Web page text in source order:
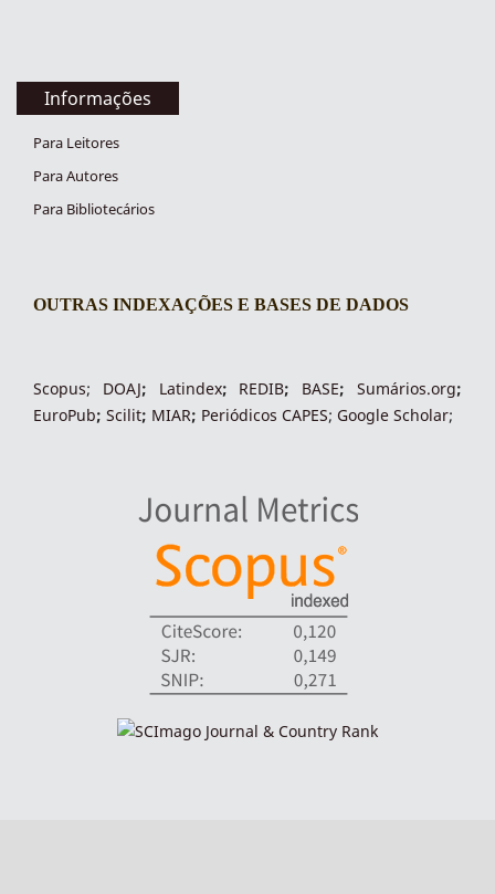
Informações
Para Leitores
Para Autores
Para Bibliotecários
indexacoes-fronteiras
OUTRAS INDEXAÇÕES E BASES DE DADOS
Scopus; DOAJ; Latindex; REDIB; BASE;Sumários.org;
EuroPub; Scilit; MIAR; Periódicos CAPES; Google Scholar;
indexadores-fronteiras